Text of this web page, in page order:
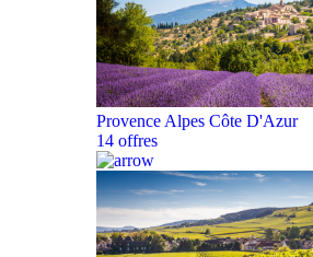
Provence Alpes Côte D'Azur
14 offres